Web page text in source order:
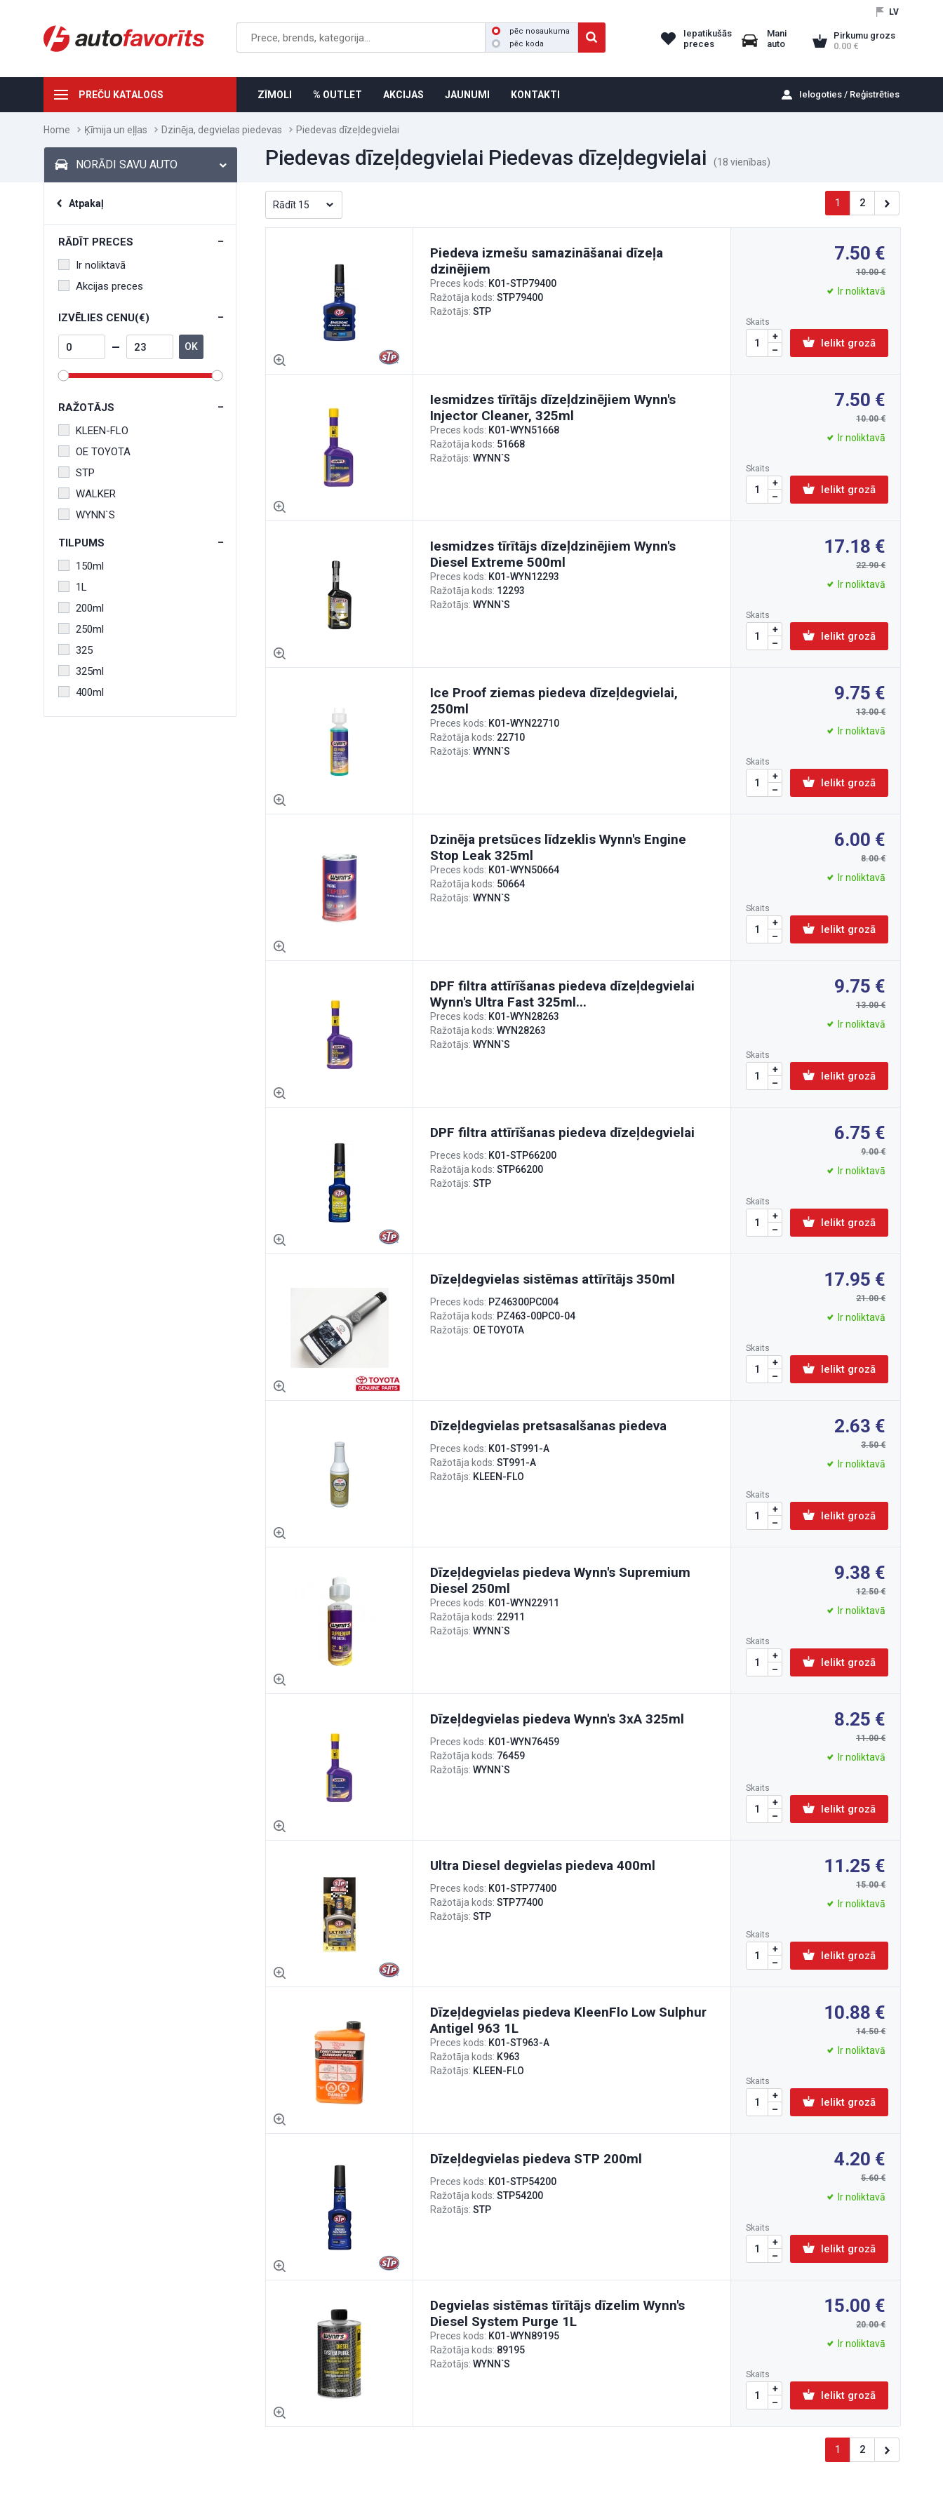
LV
Iepatikušās
preces
Mani
auto
Pirkumu grozs
0.00
pēc nosaukuma
pēc koda
Ielogoties / Reģistrēties
PREČU KATALOGS ZĪMOLI % OUTLET AKCIJAS JAUNUMI KONTAKTI
Home Ķīmija un eļļas Dzinēja, degvielas piedevas Piedevas dīzeļdegvielai
Piedevas dīzeļdegvielai Piedevas dīzeļdegvielai (18 vienības)
NORĀDI SAVU AUTO
Atpakaļ
RĀDĪT PRECES
Ir noliktavā
Akcijas preces
IZVĒLIES CENU(€)
OK
RAŽOTĀJS
KLEEN-FLO
OE TOYOTA
STP
WALKER
WYNN`S
TILPUMS
150ml
1L
200ml
250ml
325
325ml
400ml
1 2
Piedeva izmešu samazināšanai dīzeļa
dzinējiem
Preces kods: K01-STP79400
Ražotāja kods: STP79400
Ražotājs: STP
7.50
10.00
Ir noliktavā
Skaits
Ielikt grozā
Iesmidzes tīrītājs dīzeļdzinējiem Wynn's
Injector Cleaner, 325ml
Preces kods: K01-WYN51668
Ražotāja kods: 51668
Ražotājs: WYNN`S
7.50
10.00
Ir noliktavā
Skaits
Ielikt grozā
Iesmidzes tīrītājs dīzeļdzinējiem Wynn's
Diesel Extreme 500ml
Preces kods: K01-WYN12293
Ražotāja kods: 12293
Ražotājs: WYNN`S
17.18
22.90
Ir noliktavā
Skaits
Ielikt grozā
Ice Proof ziemas piedeva dīzeļdegvielai,
250ml
Preces kods: K01-WYN22710
Ražotāja kods: 22710
Ražotājs: WYNN`S
9.75
13.00
Ir noliktavā
Skaits
Ielikt grozā
Dzinēja pretsūces līdzeklis Wynn's Engine
Stop Leak 325ml
Preces kods: K01-WYN50664
Ražotāja kods: 50664
Ražotājs: WYNN`S
6.00
8.00
Ir noliktavā
Skaits
Ielikt grozā
DPF filtra attīrīšanas piedeva dīzeļdegvielai
Wynn's Ultra Fast 325ml...
Preces kods: K01-WYN28263
Ražotāja kods: WYN28263
Ražotājs: WYNN`S
9.75
13.00
Ir noliktavā
Skaits
Ielikt grozā
DPF filtra attīrīšanas piedeva dīzeļdegvielai
Preces kods: K01-STP66200
Ražotāja kods: STP66200
Ražotājs: STP
6.75
9.00
Ir noliktavā
Skaits
Ielikt grozā
Dīzeļdegvielas sistēmas attīrītājs 350ml
Preces kods: PZ46300PC004
Ražotāja kods: PZ463-00PC0-04
Ražotājs: OE TOYOTA
17.95
21.00
Ir noliktavā
Skaits
Ielikt grozā
Dīzeļdegvielas pretsasalšanas piedeva
Preces kods: K01-ST991-A
Ražotāja kods: ST991-A
Ražotājs: KLEEN-FLO
2.63
3.50
Ir noliktavā
Skaits
Ielikt grozā
Dīzeļdegvielas piedeva Wynn's Supremium
Diesel 250ml
Preces kods: K01-WYN22911
Ražotāja kods: 22911
Ražotājs: WYNN`S
9.38
12.50
Ir noliktavā
Skaits
Ielikt grozā
Dīzeļdegvielas piedeva Wynn's 3xA 325ml
Preces kods: K01-WYN76459
Ražotāja kods: 76459
Ražotājs: WYNN`S
8.25
11.00
Ir noliktavā
Skaits
Ielikt grozā
Ultra Diesel degvielas piedeva 400ml
Preces kods: K01-STP77400
Ražotāja kods: STP77400
Ražotājs: STP
11.25
15.00
Ir noliktavā
Skaits
Ielikt grozā
Dīzeļdegvielas piedeva KleenFlo Low Sulphur
Antigel 963 1L
Preces kods: K01-ST963-A
Ražotāja kods: K963
Ražotājs: KLEEN-FLO
10.88
14.50
Ir noliktavā
Skaits
Ielikt grozā
Dīzeļdegvielas piedeva STP 200ml
Preces kods: K01-STP54200
Ražotāja kods: STP54200
Ražotājs: STP
4.20
5.60
Ir noliktavā
Skaits
Ielikt grozā
Degvielas sistēmas tīrītājs dīzelim Wynn's
Diesel System Purge 1L
Preces kods: K01-WYN89195
Ražotāja kods: 89195
Ražotājs: WYNN`S
15.00
20.00
Ir noliktavā
Skaits
Ielikt grozā
1 2